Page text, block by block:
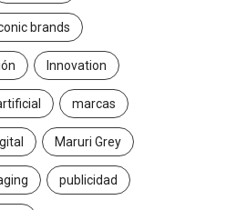
brands
Innovation
marcas
Maruri Grey
publicidad